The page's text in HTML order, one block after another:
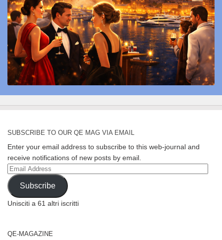
SUBSCRIBE TO OUR QE MAG VIA EMAIL
Enter your email address to subscribe to this web-journal and
receive notifications of new posts by email.
Email
Address
Subscribe
Unisciti a 61 altri iscritti
QE-MAGAZINE